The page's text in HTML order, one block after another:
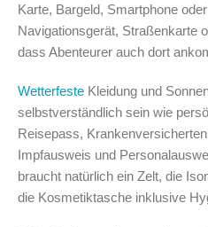
Karte, Bargeld, Smartphone
Navigationsgerät, Straßenkarte
dass Abenteurer auch dort
Wetterfeste Kleidung und
selbstverständlich sein wie
Reisepass,
Impfausweis und
braucht natürlich ein Zelt, die
die Kosmetiktasche inklusive